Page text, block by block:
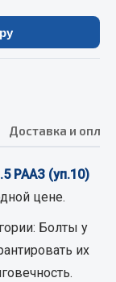
Доставка и
РААЗ (уп.10)
цене.
Болты у
их